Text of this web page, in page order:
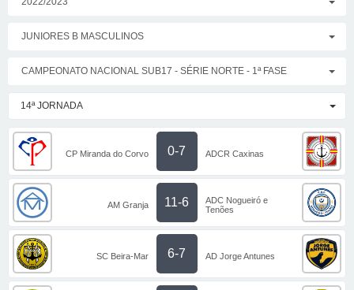
JUNIORES B MASCULINOS
CAMPEONATO NACIONAL SUB17 - SÉRIE NORTE - 1ª FASE
14ª JORNADA
CP Miranda do Corvo 0-7 ADCR Caxinas
AM Granja 11-6
ADC Nogueiró e
Tenões
SC Beira-Mar 6-7 AD Jorge Antunes